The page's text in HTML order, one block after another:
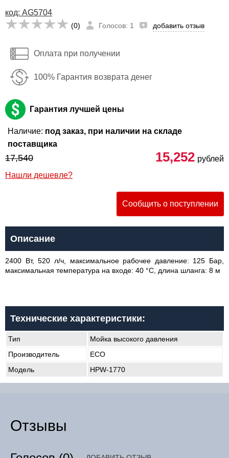
код: AG5704
(0) Голосов: 1 добавить отзыв
Оплата при получении
100% Гарантия возврата денег
Гарантия лучшей цены
Наличие: под заказ, при наличии на складе
поставщика
17,540 15,252 рублей
Нашли дешевле?
Сообщить о поступлении
Описание
2400 Вт, 520 л/ч, максимальное рабочее давление: 125 Бар,
максимальная температура на входе: 40 °C, длина шланга: 8 м
Технические характеристики:
Тип
Мойка высокого давления
Производитель
ECO
Модель
HPW-1770
Отзывы